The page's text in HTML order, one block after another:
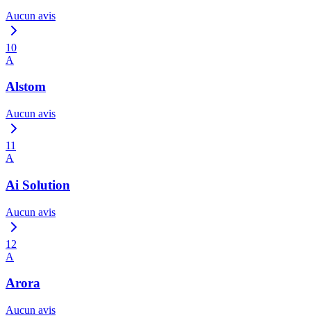
Aucun avis
10
A
Alstom
Aucun avis
11
A
Ai Solution
Aucun avis
12
A
Arora
Aucun avis